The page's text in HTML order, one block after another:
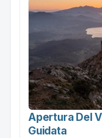
Apertura Del
Guidata